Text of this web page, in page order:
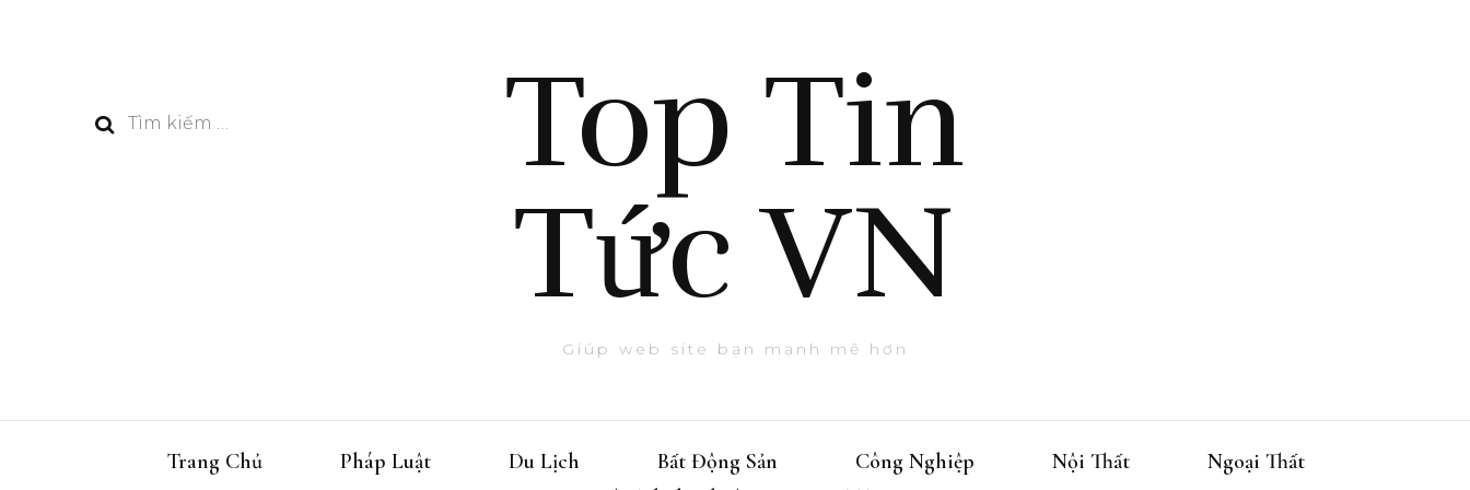
Tìm
Top Tin
Tức VN
Giúp web site bạn mạnh mẽ hơn
Trang Chủ Pháp Luật Du Lịch Bất Động Sản Công Nghiệp Nội Thất
Ngoại Thất